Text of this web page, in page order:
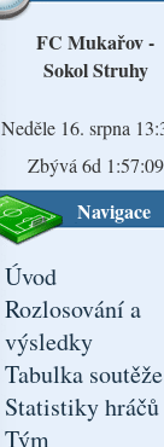
FC Mukařov -
Sokol Struhy
Neděle 16. srpna
Zbývá 6d 1:57:08
Navigace
Úvod
Rozlosování a
výsledky
Tabulka soutěže
Statistiky hráčů
Tým